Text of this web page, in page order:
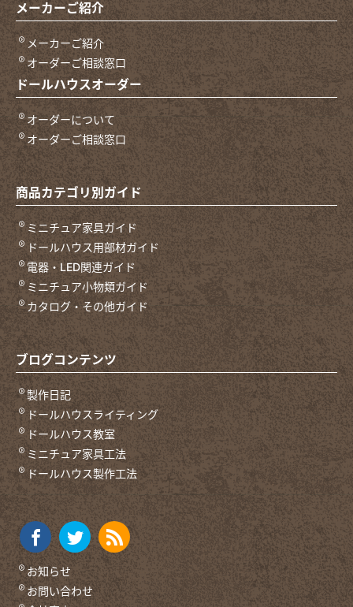
メーカーご紹介
メーカーご紹介
オーダーご相談窓口
ドールハウスオーダー
オーダーについて
オーダーご相談窓口
商品カテゴリ別ガイド
ミニチュア家具ガイド
ドールハウス用部材ガイド
電器・LED関連ガイド
ミニチュア小物類ガイド
カタログ・その他ガイド
ブログコンテンツ
製作日記
ドールハウスライティング
ドールハウス教室
ミニチュア家具工法
ドールハウス製作工法
お知らせ
お問い合わせ